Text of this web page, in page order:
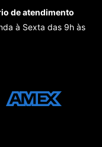
de atendimento
à Sexta das 9h às